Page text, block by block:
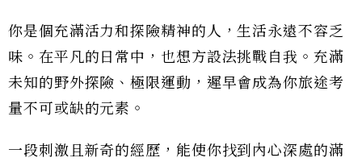
你是個充滿活力和探險精神的人，生活永遠不容乏
味。在平凡的日常中，也想方設法挑戰自我。充滿
未知的野外探險、極限運動，遲早會成為你旅途考
量不可或缺的元素。
一段刺激且新奇的經歷，能使你找到內心深處的滿